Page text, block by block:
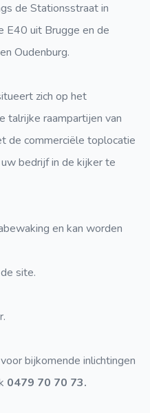
de Stationsstraat in
E40 uit Brugge en de
Oudenburg.
zich op het
talrijke raampartijen van
de commerciële toplocatie
bedrijf in de kijker te
en kan worden
site.
voor bijkomende inlichtingen
0479 70 70 73.